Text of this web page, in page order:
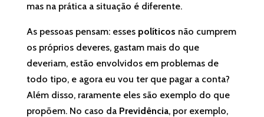
mas na prática a situação é diferente.
As pessoas pensam: esses políticos não cumprem
os próprios deveres, gastam mais do que
deveriam, estão envolvidos em problemas de
todo tipo, e agora eu vou ter que pagar a conta?
Além disso, raramente eles são exemplo do que
propõem. No caso da Previdência, por exemplo,